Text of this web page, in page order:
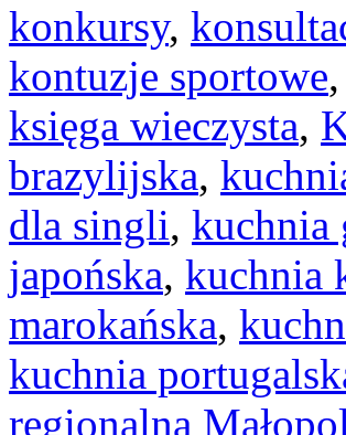
konkursy,
kontuzje sportowe,
księga wieczysta,
brazylijska,
dla singli, kuchnia
japońska, kuchnia
marokańska,
kuchnia
regionalna